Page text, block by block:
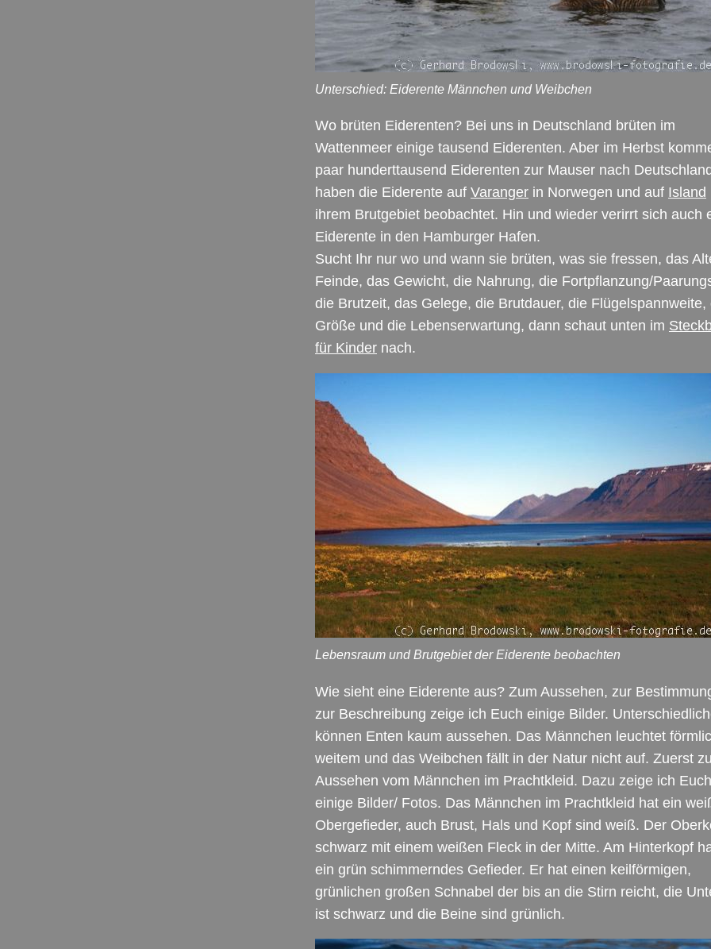
Unterschied: Eiderente Männchen und Weibchen
Wo brüten Eiderenten? Bei uns in Deutschland brüten im
Wattenmeer einige tausend Eiderenten. Aber im Herbst
paar hunderttausend Eiderenten zur Mauser nach
haben die Eiderente auf Varanger in Norwegen und auf Island
ihrem Brutgebiet beobachtet. Hin und wieder verirrt sich auch
Eiderente in den Hamburger Hafen.
Sucht Ihr nur wo und wann sie brüten, was sie fressen, das
Feinde, das Gewicht, die Nahrung, die Fortpflanzung/
die Brutzeit, das Gelege, die Brutdauer, die Flügelspannweite,
Größe und die Lebenserwartung, dann schaut unten im
für Kinder nach.
Lebensraum und Brutgebiet der Eiderente beobachten
Wie sieht eine Eiderente aus? Zum Aussehen, zur
zur Beschreibung zeige ich Euch einige Bilder.
können Enten kaum aussehen. Das Männchen leuchtet
weitem und das Weibchen fällt in der Natur nicht auf. Zuerst
Aussehen vom Männchen im Prachtkleid. Dazu zeige ich Euch
einige Bilder/ Fotos. Das Männchen im Prachtkleid hat ein
Obergefieder, auch Brust, Hals und Kopf sind weiß. Der
schwarz mit einem weißen Fleck in der Mitte. Am Hinterkopf
ein grün schimmerndes Gefieder. Er hat einen keilförmigen,
grünlichen großen Schnabel der bis an die Stirn reicht, die
ist schwarz und die Beine sind grünlich.